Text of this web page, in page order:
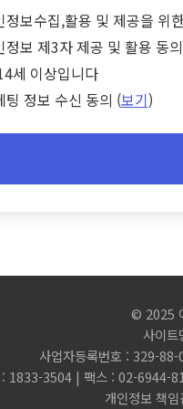
정보수집,활용 및 제공을 위
정보 제3자 제공 및 활용 동
세 이상입니다
팅 정보 수신 동의 (보기)
© 2025
사이
사업자등록번호 : 329-
: 1833-3504 | 팩스 : 02-6944-
개인정보 책